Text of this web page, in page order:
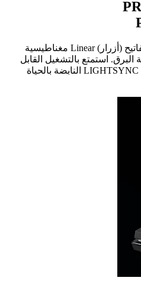
ارفع مستوى لعبتك باستخدام مفاتيح (أزرار) Linear مغناطيسية
البرق. استمتع بالتشغيل القابل
للتخصيص والإضاءة بتقنية ‏LIGHTSYNC RGB النابضة بالحياة